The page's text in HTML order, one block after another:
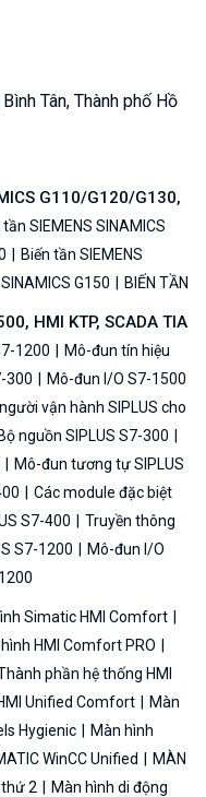
Tân, Thành phố Hồ
G110/G120/G130,
tần SIEMENS SINAMICS
Biến tần SIEMENS
G150 BIẾN TẦN
HMI KTP, SCADA TIA
1200
Mô-đun tín hiệu
300
Mô-đun I/O S7-1500
vận hành SIPLUS cho
Bộ nguồn SIPLUS S7-300
Mô-đun tương tự SIPLUS
Các module đặc biệt
S7-400
Truyền thông
S7-1200
Mô-đun I/O
Simatic HMI Comfort
HMI Comfort PRO
phần hệ thống HMI
Unified Comfort
Màn
Hygienic
Màn hình
WinCC Unified
MÀN
2
Màn hình di động